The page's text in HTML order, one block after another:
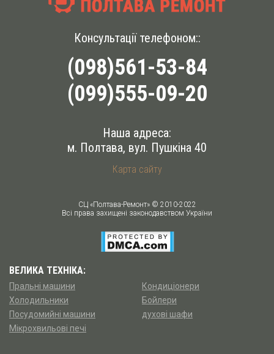
Консультації телефоном::
(098)561-53-84
(099)555-09-20
Наша адреса:
м. Полтава, вул. Пушкіна 40
Карта сайту
СЦ «Полтава-Ремонт» © 2010-2022
Всі права захищені законодавством України
ВЕЛИКА ТЕХНІКА:
Пральні машини
Холодильники
Посудомийні машини
Мікрохвильові печі
Кондиціонери
Бойлери
духові шафи